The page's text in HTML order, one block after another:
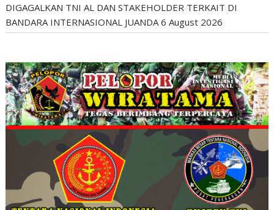
DIGAGALKAN TNI AL DAN STAKEHOLDER TERKAIT DI
BANDARA INTERNASIONAL JUANDA 6 August 2026